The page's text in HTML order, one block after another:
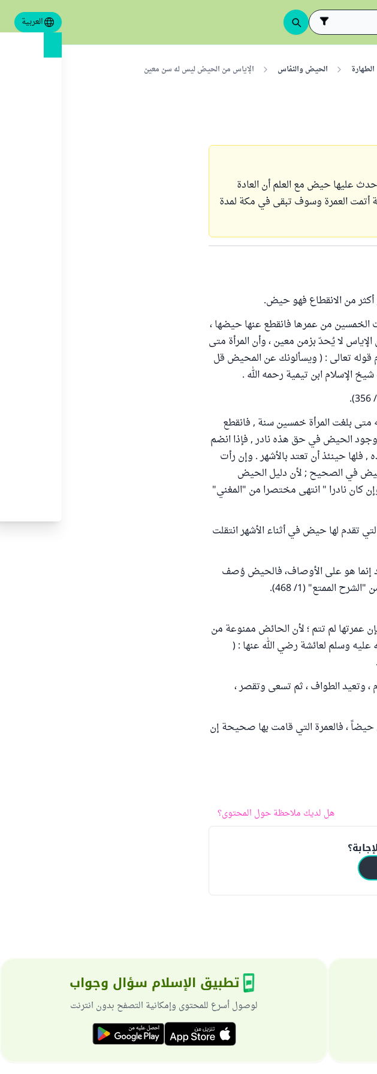
العربية
الطهارة الحيض والنفاس الإياس من الحيض ليس له سن معين
عليها حيض مع العلم أن العادة
أتمت العمرة وسوف تبقى في مكة لمدة
من الانقطاع فهو حيض.
الخمسين من عمرها فانقطع عنها حيضها ،
لا يُحدّ بزمن معين ، وأن المرأة متى
قوله تعالى : ( ويسألونك عن المحيض قل
الإسلام ابن تيمية رحمه الله .
متى بلغت المرأة خمسين سنة , فانقطع
الحيض في حق هذه نادر , فإذا انضم
حينئذ أن تعتد بالأشهر . وإن رأت
حيض في الصحيح ; لأن دليل الحيض
كان نادرا " انتهى مختصرا من "المغني"
حاضت الآيسة التي تقدم لها حيض في أثناء الأشهر انتقلت
إنما هو على الأوصاف، فالحيض وُصف
الممتع" (1/ 468).
عمرتها لم تتم ؛ لأن الحائض ممنوعة من
وسلم لعائشة رضي الله عنها : (
وتعيد الطواف ، ثم تسعى وتقصر ،
، فالعمرة التي قامت بها صحيحة إن
هل لديك ملاحظة حول المحتوى؟
تطبيق الإسلام سؤال وجواب
لوصول أسرع للمحتوى وإمكانية التصفح بدون انترنت